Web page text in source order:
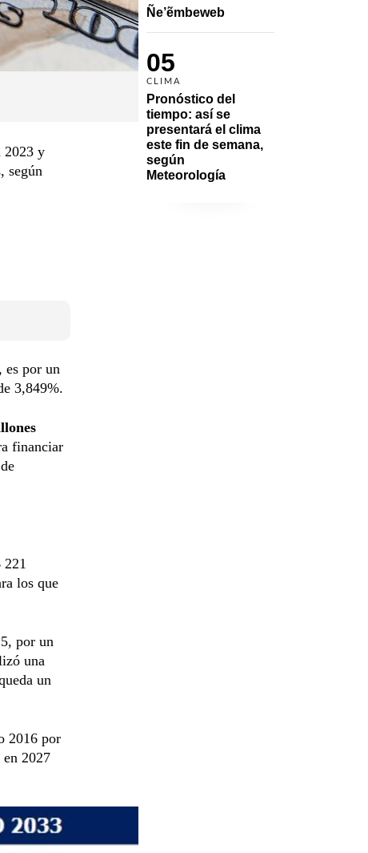
Ñe’ẽmbeweb
05
CLIMA
Pronóstico del
tiempo: así se
presentará el clima
este fin de semana,
según
Meteorología
2023 y
según
es por un
3,849%.
financiar
los que
por un
una
un
2016 por
2027